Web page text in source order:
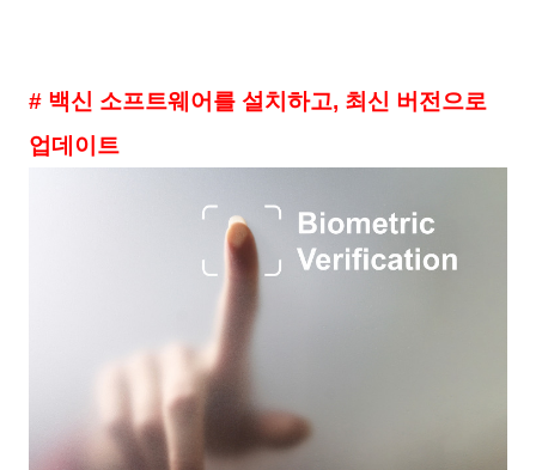
# 백신 소프트웨어를 설치하고, 최신 버전으로
업데이트